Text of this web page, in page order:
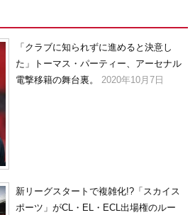
「クラブに知られずに進めると決意し
た」トーマス・パーティー、アーセナル
電撃移籍の舞台裏。
2020年10月7日
新リーグスタートで複雑化!?「スカイス
ポーツ」がCL・EL・ECL出場権のルー